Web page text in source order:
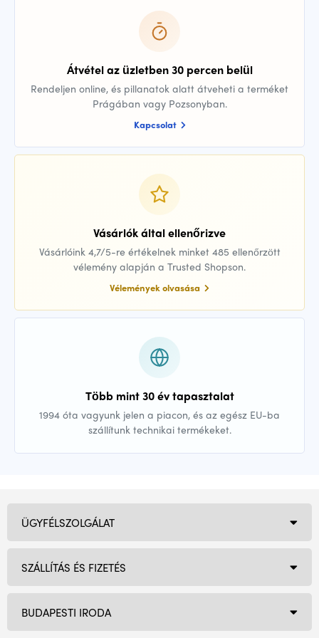
Átvétel az üzletben 30 percen belül
Rendeljen online, és pillanatok alatt átveheti a terméket
Prágában vagy Pozsonyban.
Kapcsolat
Vásárlók által ellenőrizve
Vásárlóink 4,7/5-re értékelnek minket 485 ellenőrzött
vélemény alapján a Trusted Shopson.
Vélemények olvasása
Több mint 30 év tapasztalat
1994 óta vagyunk jelen a piacon, és az egész EU-ba
szállítunk technikai termékeket.
BUDAPESTI IRODA
ÜGYFÉLSZOLGÁLAT
SZÁLLÍTÁS ÉS FIZETÉS